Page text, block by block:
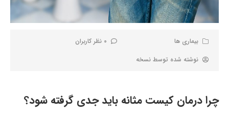
بیماری ها
0 نظر کاربران
نوشته شده توسط نسخه
چرا درمان کیست مثانه باید جدی گرفته شود؟